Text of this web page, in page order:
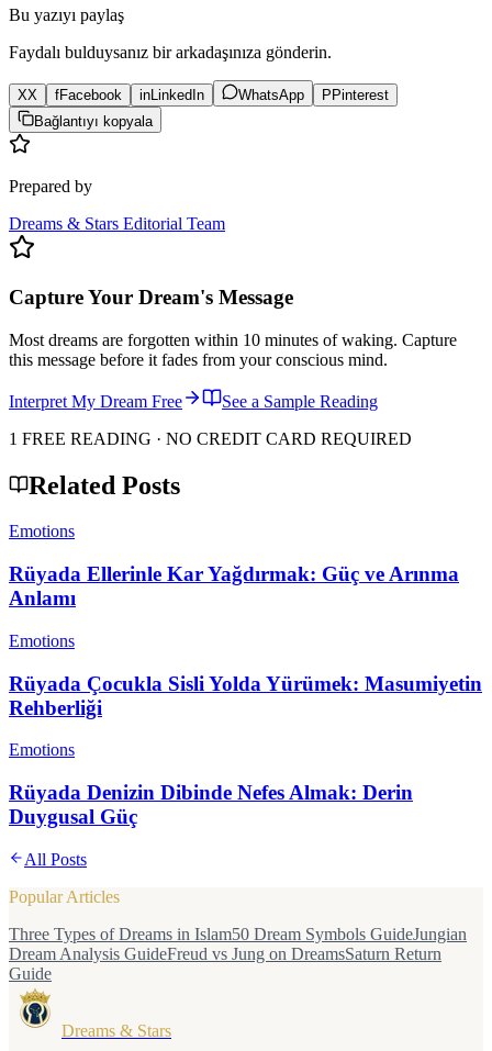
Bu yazıyı paylaş
Faydalı bulduysanız bir arkadaşınıza gönderin.
XX fFacebook inLinkedIn WhatsApp P Pinterest
Bağlantıyı kopyala
Prepared by
Dreams & Stars Editorial Team
Capture Your Dream's Message
Most dreams are forgotten within 10 minutes of waking. Capture
this message before it fades from your conscious mind.
Interpret My Dream Free
See a Sample Reading
1 FREE READING · NO CREDIT CARD REQUIRED
Related Posts
Emotions
Rüyada Ellerinle Kar Yağdırmak: Güç ve Arınma
Anlamı
Emotions
Rüyada Çocukla Sisli Yolda Yürümek: Masumiyetin
Rehberliği
Emotions
Rüyada Denizin Dibinde Nefes Almak: Derin
Duygusal Güç
All Posts
Popular Articles
Three Types of Dreams in Islam50 Dream Symbols GuideJungian
Dream Analysis GuideFreud vs Jung on DreamsSaturn Return
Guide
Dreams & Stars